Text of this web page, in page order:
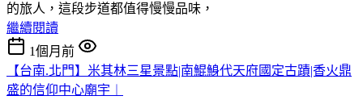
的旅人，這段步道都值得慢慢品味，
繼續閱讀
1個月前
【台南.北門】米其林三星景點|南鯤鯓代天府國定古蹟|香火鼎
盛的信仰中心廟宇︱